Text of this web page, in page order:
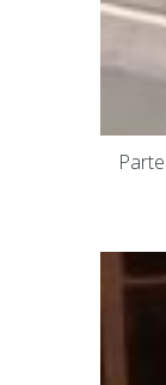
Lieu de
Liste des